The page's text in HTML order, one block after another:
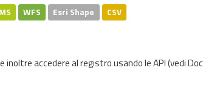
WFS Esri Shape CSV
inoltre accedere al registro usando leAPI(vedi